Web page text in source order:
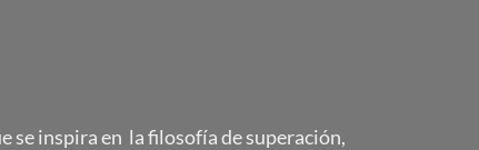
se inspira en la filosofía de superación,